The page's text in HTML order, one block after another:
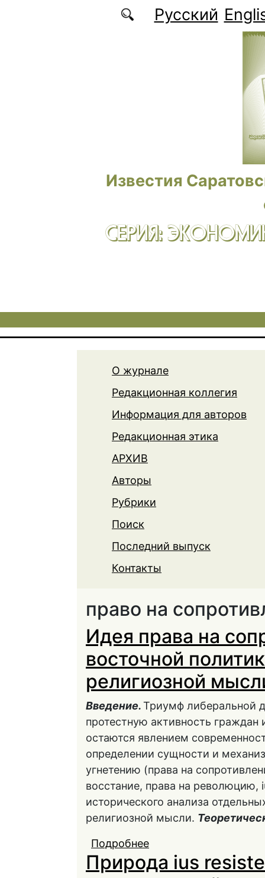
Перейти к основному содержаниюРусский
Известия
СЕРИЯ:
О журнале
Редакционная коллегия
Информация для авторов
Редакционная этика
АРХИВ
Авторы
Рубрики
Поиск
Последний выпуск
Контакты
право на
Идея права на
восточной
религиозной
Введение.Триумф либеральной
протестную активность
остаются явлением
определении сущности и
угнетению (права на
восстание, права на революцию,
исторического анализа
религиозной мысли.
Подробнее
правовой и
Природа ius